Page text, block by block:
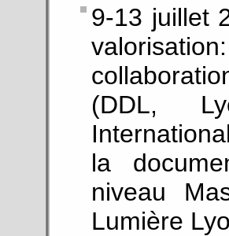
9-13 juillet
(DDL,
la
niveau
Lumière